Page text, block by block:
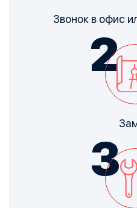
Звонок в офис